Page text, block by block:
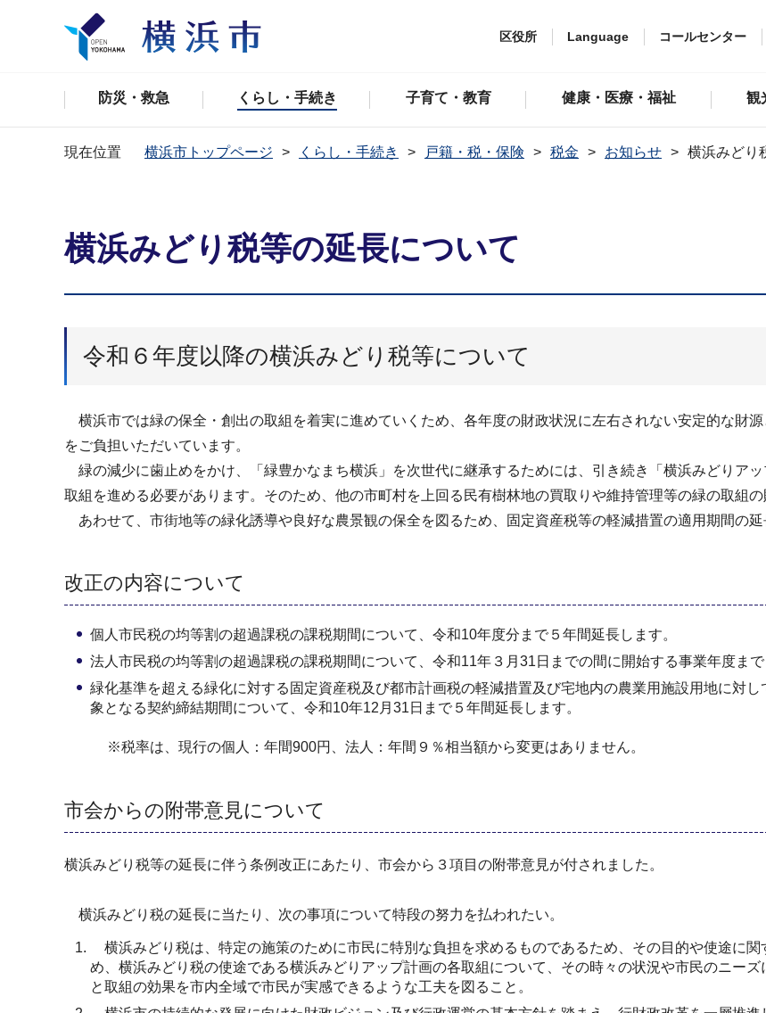
区役所 Language コールセンター
防災・救急 くらし・手続き 子育て・教育 健康・医療・福祉 観
現在位置 横浜市トップページ くらし・手続き 戸籍・税・保険 税金 お知らせ 横浜みどり
横浜みどり税等の延長について
令和６年度以降の横浜みどり税等について
横浜市では緑の保全・創出の取組を着実に進めていくため、各年度の財政状況に左右されない安定的な財
をご負担いただいています。
緑の減少に歯止めをかけ、「緑豊かなまち横浜」を次世代に継承するためには、引き続き「横浜みどりア
取組を進める必要があります。そのため、他の市町村を上回る民有樹林地の買取りや維持管理等の緑の取組
あわせて、市街地等の緑化誘導や良好な農景観の保全を図るため、固定資産税等の軽減措置の適用期間の延
改正の内容について
個人市民税の均等割の超過課税の課税期間について、令和10年度分まで５年間延長します。
法人市民税の均等割の超過課税の課税期間について、令和11年３月31日までの間に開始する事業年度まで
緑化基準を超える緑化に対する固定資産税及び都市計画税の軽減措置及び宅地内の農業用施設用地に対
象となる契約締結期間について、令和10年12月31日まで５年間延長します。
※税率は、現行の個人：年間900円、法人：年間９％相当額から変更はありません。
市会からの附帯意見について
横浜みどり税等の延長に伴う条例改正にあたり、市会から３項目の附帯意見が付されました。
横浜みどり税の延長に当たり、次の事項について特段の努力を払われたい。
横浜みどり税は、特定の施策のために市民に特別な負担を求めるものであるため、その目的や使途に
め、横浜みどり税の使途である横浜みどりアップ計画の各取組について、その時々の状況や市民のニー
と取組の効果を市内全域で市民が実感できるような工夫を図ること。